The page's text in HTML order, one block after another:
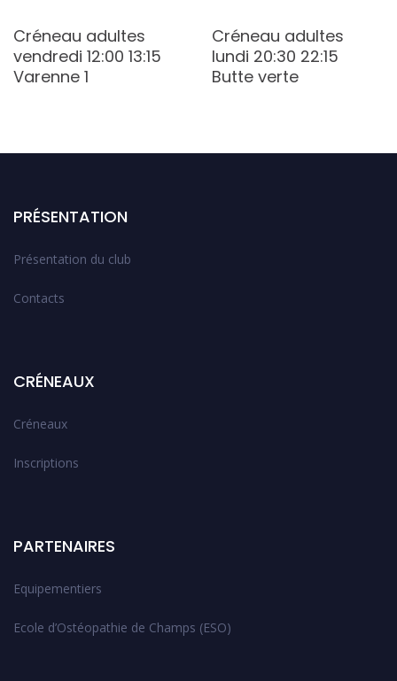
Créneau adultes
vendredi 12:00 13:15
Varenne 1
Créneau adultes
lundi 20:30 22:15
Butte verte
PRÉSENTATION
Présentation du club
Contacts
CRÉNEAUX
Créneaux
Inscriptions
PARTENAIRES
Equipementiers
Ecole d’Ostéopathie de Champs (ESO)